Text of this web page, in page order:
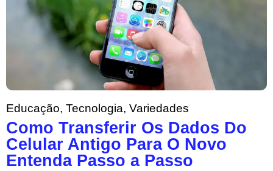
Educação, Tecnologia, Variedades
Como Transferir Os Dados Do
Celular Antigo Para O Novo
Entenda Passo a Passo